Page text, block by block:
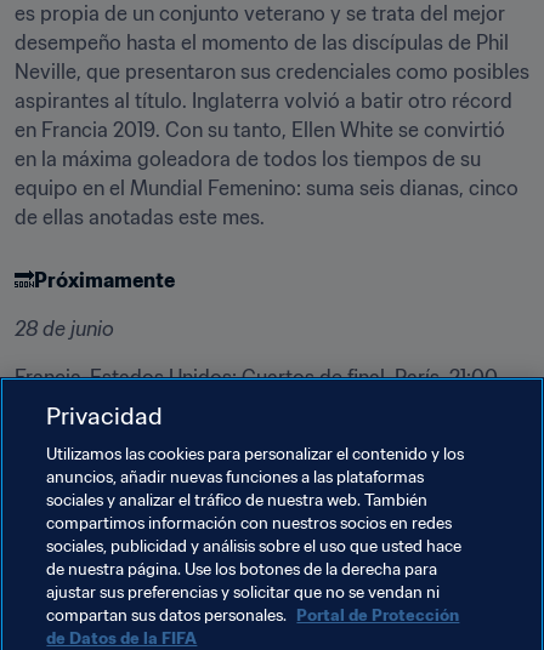
es propia de un conjunto veterano y se trata del mejor
desempeño hasta el momento de las discípulas de Phil
Neville, que presentaron sus credenciales como posibles
aspirantes al título. Inglaterra volvió a batir otro récord
en Francia 2019. Con su tanto, Ellen White se convirtió
en la máxima goleadora de todos los tiempos de su
equipo en el Mundial Femenino: suma seis dianas, cinco
de ellas anotadas este mes.
🔜 Próximamente
28 de junio
Francia-Estados Unidos: Cuartos de final, París, 21:00
Los aficionados que quieran asistir a la Copa Mundial
Femenina de la FIFA 2019 todavía pueden adquirir
entradas enwww.fifa.com/tickets, así como en las
taquillas de los estadios, para los partidos restantes en
los que aún quedan boletos disponibles para el público
general.
Privacidad
Utilizamos las cookies para personalizar el contenido y los
anuncios, añadir nuevas funciones a las plataformas
sociales y analizar el tráfico de nuestra web. También
compartimos información con nuestros socios en redes
sociales, publicidad y análisis sobre el uso que usted hace
de nuestra página. Use los botones de la derecha para
ajustar sus preferencias y solicitar que no se vendan ni
compartan sus datos personales. Portal de Protección
de Datos de la FIFA